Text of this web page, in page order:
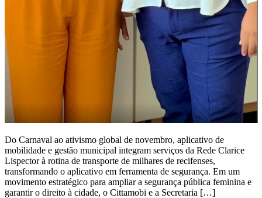
Do Carnaval ao ativismo global de novembro, aplicativo de
mobilidade e gestão municipal integram serviços da Rede Clarice
Lispector à rotina de transporte de milhares de recifenses,
transformando o aplicativo em ferramenta de segurança. Em um
movimento estratégico para ampliar a segurança pública feminina e
garantir o direito à cidade, o Cittamobi e a Secretaria […]